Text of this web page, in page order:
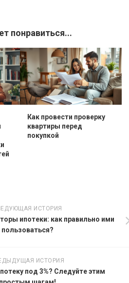
понравиться...
Как провести проверку
квартиры перед
покупкой
ИСТОРИЯ
ипотеки: как правильно ими
пользоваться?
ИСТОРИЯ
под 3%? Следуйте этим